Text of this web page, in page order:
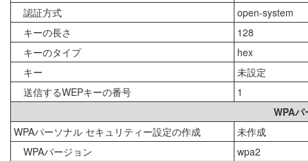
認証方式
open-system
キーの長さ
128
キーのタイプ
hex
キー
未設定
送信するWEPキーの番号
1
WPAパ
WPAパーソナル セキュリティー設定の作成
未作成
WPAバージョン
wpa2